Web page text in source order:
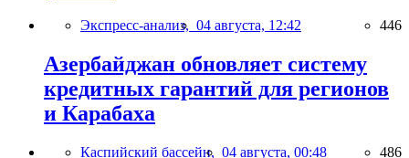
Экспресс-анализ, 04 августа, 12:42 446
Азербайджан обновляет систему
кредитных гарантий для регионов
и Карабаха
Каспийский бассейн, 04 августа, 00:48 486